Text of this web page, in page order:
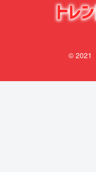
© 2021